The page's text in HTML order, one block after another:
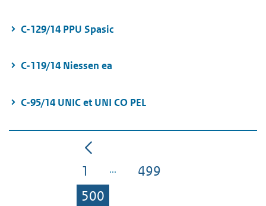
C-129/14 PPU Spasic
C-119/14 Niessen ea
C-95/14 UNIC et UNI CO PEL
Pagina
1 Pagina
499
500